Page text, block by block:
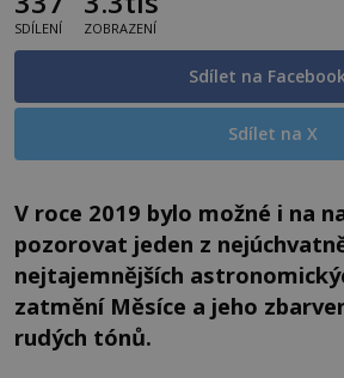
SDÍLENÍ ZOBRAZENÍ
Sdílet na
Sdílet na X
V roce 2019 bylo možné i na
pozorovat jeden z
nejtajemnějších
zatmění Měsíce a jeho
rudých tónů.